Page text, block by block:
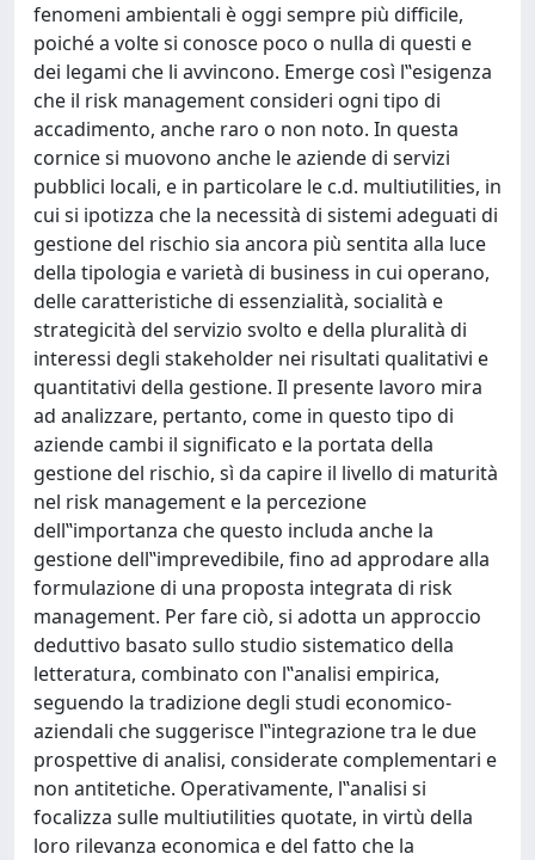
fenomeni ambientali è oggi sempre più difficile,
poiché a volte si conosce poco o nulla di questi e
dei legami che li avvincono. Emerge così l‟esigenza
che il risk management consideri ogni tipo di
accadimento, anche raro o non noto. In questa
cornice si muovono anche le aziende di servizi
pubblici locali, e in particolare le c.d. multiutilities, in
cui si ipotizza che la necessità di sistemi adeguati di
gestione del rischio sia ancora più sentita alla luce
della tipologia e varietà di business in cui operano,
delle caratteristiche di essenzialità, socialità e
strategicità del servizio svolto e della pluralità di
interessi degli stakeholder nei risultati qualitativi e
quantitativi della gestione. Il presente lavoro mira
ad analizzare, pertanto, come in questo tipo di
aziende cambi il significato e la portata della
gestione del rischio, sì da capire il livello di maturità
nel risk management e la percezione
dell‟importanza che questo includa anche la
gestione dell‟imprevedibile, fino ad approdare alla
formulazione di una proposta integrata di risk
management. Per fare ciò, si adotta un approccio
deduttivo basato sullo studio sistematico della
letteratura, combinato con l‟analisi empirica,
seguendo la tradizione degli studi economico-
aziendali che suggerisce l‟integrazione tra le due
prospettive di analisi, considerate complementari e
non antitetiche. Operativamente, l‟analisi si
focalizza sulle multiutilities quotate, in virtù della
loro rilevanza economica e del fatto che la